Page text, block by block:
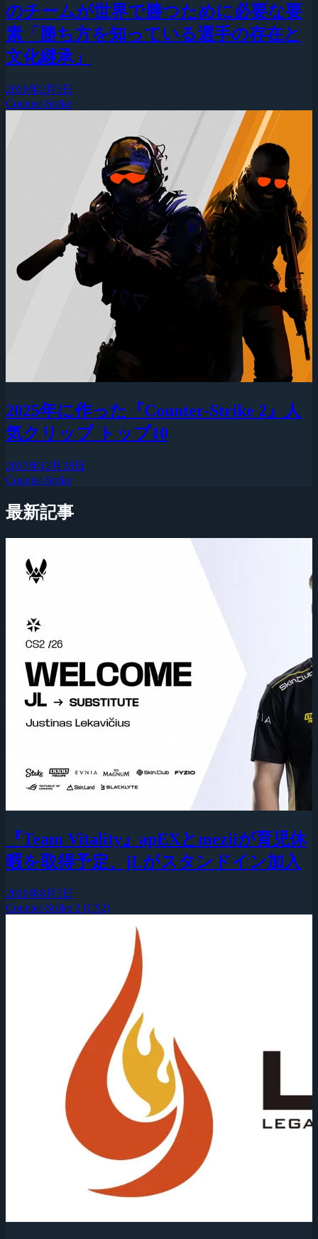
のチームが世界で勝つために必要な要
素「勝ち方を知っている選手の存在と
文化継承」
2026年2月5日
Counter-Strike
2025年に作った『Counter-Strike 2』人
気クリップ トップ10
2025年12月28日
Counter-Strike
最新記事
『Team Vitality』apEXとmeziiが育児休
暇を取得予定、jLがスタンドイン加入
2026年8月5日
Counter-Strike 2 (CS2)